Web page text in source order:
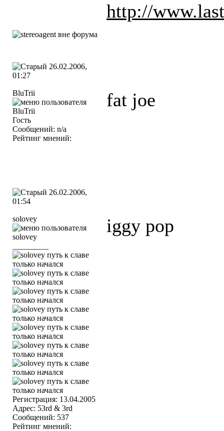
http://
26.02.2006,
01:27
BluTrii
Гость
Сообщений: n/a
Рейтинг мнений:
fat joe
26.02.2006,
01:54
solovey
Регистрация: 13.04.2005
Адрес: 53rd & 3rd
Сообщений: 537
Рейтинг мнений:
iggy pop